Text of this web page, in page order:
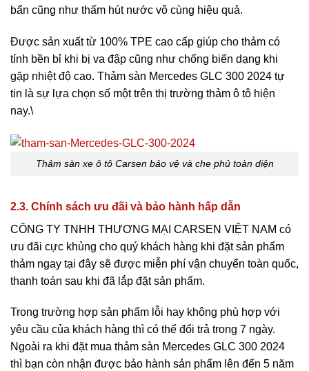
bẩn cũng như thấm hút nước vô cùng hiệu quả.
Được sản xuất từ 100% TPE cao cấp giúp cho thảm có
tính bền bỉ khi bị va đập cũng như chống biến dạng khi
gặp nhiệt độ cao. Thảm sàn Mercedes GLC 300 2024 tự
tin là sự lựa chọn số một trên thị trường thảm ô tô hiện
nay.\
Thảm sàn xe ô tô Carsen bảo vệ và che phủ toàn diện
2.3. Chính sách ưu đãi và bảo hành hấp dẫn
CÔNG TY TNHH THƯƠNG MẠI CARSEN VIỆT NAM có
ưu đãi cực khủng cho quý khách hàng khi đặt sản phẩm
thảm ngay tại đây sẽ được miễn phí vận chuyển toàn quốc,
thanh toán sau khi đã lắp đặt sản phẩm.
Trong trường hợp sản phẩm lỗi hay không phù hợp với
yêu cầu của khách hàng thì có thể đổi trả trong 7 ngày.
Ngoài ra khi đặt mua thảm sàn Mercedes GLC 300 2024
thì bạn còn nhận được bảo hành sản phẩm lên đến 5 năm